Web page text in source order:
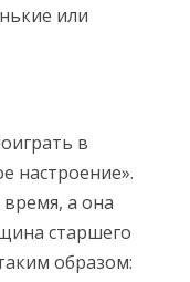
или
в
настроение».
а она
старшего
образом: